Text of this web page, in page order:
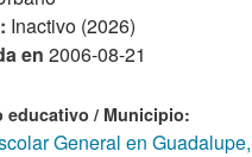
Inactivo (2026)
en 2006-08-21
educativo / Municipio:
General en